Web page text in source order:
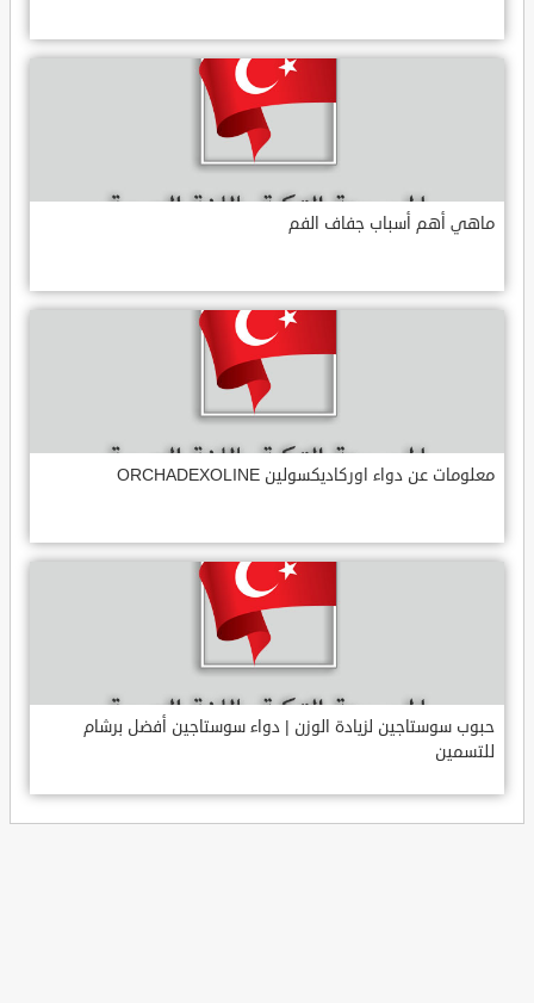
ماهي أهم أسباب جفاف الفم
معلومات عن دواء اوركاديكسولين ORCHADEXOLINE
حبوب سوستاجين لزيادة الوزن | دواء سوستاجين أفضل برشام
للتسمين